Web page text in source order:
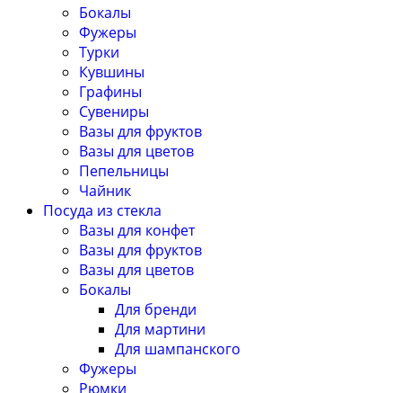
Бокалы
Фужеры
Турки
Кувшины
Графины
Сувениры
Вазы для фруктов
Вазы для цветов
Пепельницы
Чайник
Посуда из стекла
Вазы для конфет
Вазы для фруктов
Вазы для цветов
Бокалы
Для бренди
Для мартини
Для шампанского
Фужеры
Рюмки